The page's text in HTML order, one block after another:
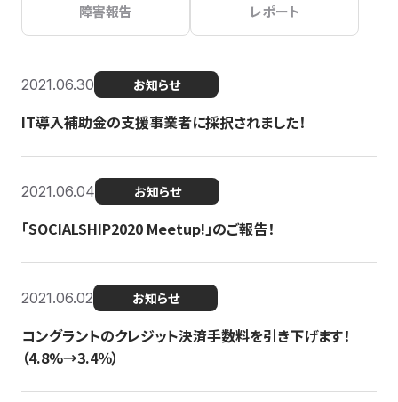
障害報告 レポート
2021.06.30 お知らせ
IT導入補助金の支援事業者に採択されました！
2021.06.04 お知らせ
「SOCIALSHIP2020 Meetup!」のご報告！
2021.06.02 お知らせ
コングラントのクレジット決済手数料を引き下げます！
（4.8%→3.4％）